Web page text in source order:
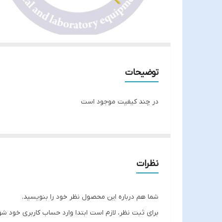
توضیحات
در چند کیفیت موجود است
نظرات
شما هم درباره این محصول نظر خود را بنویسید.
برای ثبت نظر، لازم است ابتدا وارد حساب کاربری خود